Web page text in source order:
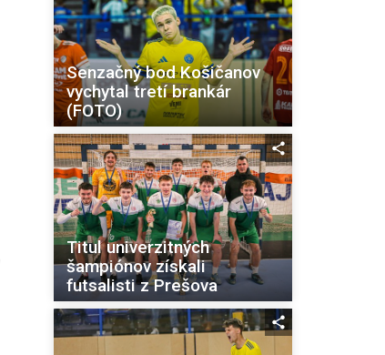
Senzačný bod Košičanov
vychytal tretí brankár
(FOTO)
Titul univerzitných
šampiónov získali
futsalisti z Prešova